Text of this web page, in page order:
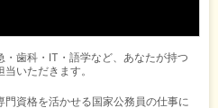
・歯科・IT・語学など、あなたが持つ
いただきます。
門資格を活かせる国家公務員の仕事に